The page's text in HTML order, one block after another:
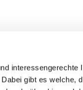
interessengerechte
gibt es welche,